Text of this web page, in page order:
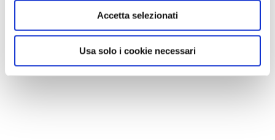
Accetta selezionati
Usa solo i cookie necessari